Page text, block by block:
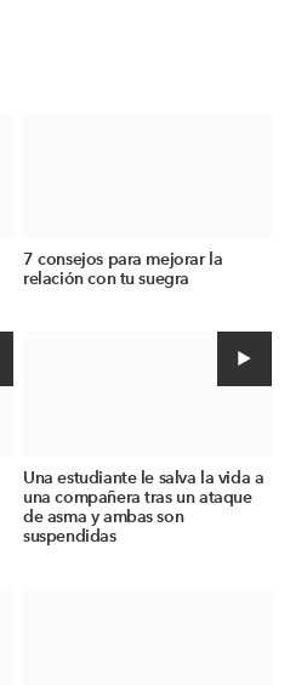
7 consejos para mejorar la
relación con tu suegra
Una estudiante le salva la vida a
una compañera tras un ataque
de asma y ambas son
suspendidas